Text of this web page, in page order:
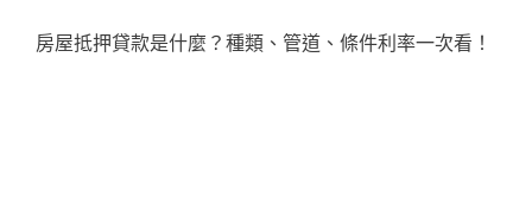
房屋抵押貸款是什麼？種類、管道、條件利率一次看！